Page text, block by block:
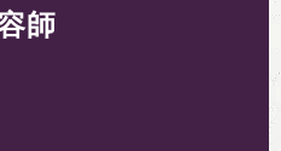
境が特徴で、究極のリ
のための静かな聖域を
師